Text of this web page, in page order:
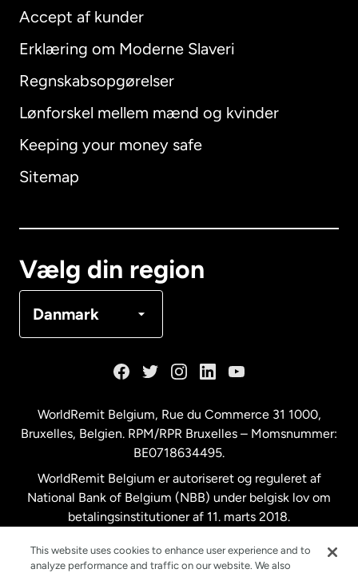
Accept af kunder
Erklæring om Moderne Slaveri
Regnskabsopgørelser
Lønforskel mellem mænd og kvinder
Keeping your money safe
Sitemap
Vælg din region
Danmark
International English
Australien
Malaysia
New Zealand
Spanien
WorldRemit Belgium, Rue du Commerce 31 1000,
Bruxelles, Belgien. RPM/RPR Bruxelles – Momsnummer:
BE0718634495.
WorldRemit Belgium er autoriseret og reguleret af
National Bank of Belgium (NBB) under belgisk lov om
betalingsinstitutioner af 11. marts 2018.
This website uses cookies to enhance user experience and to
analyze performance and traffic on our website. We also